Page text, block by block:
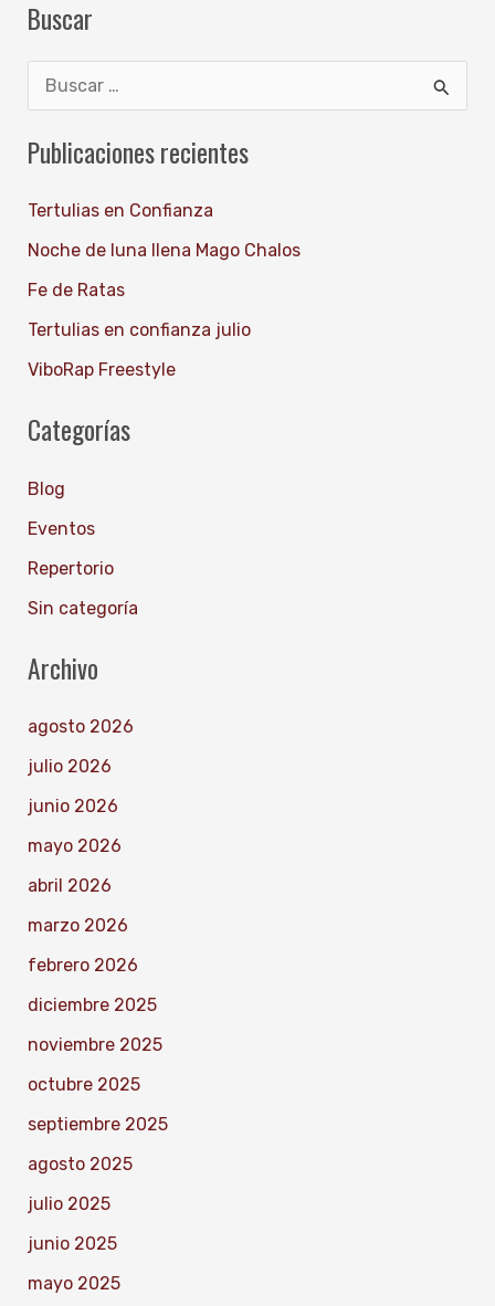
Buscar
s
p
o
r
Publicaciones recientes
Tertulias en Confianza
Noche de luna llena Mago Chalos
Fe de Ratas
Tertulias en confianza julio
ViboRap Freestyle
Categorías
Blog
Eventos
Repertorio
Sin categoría
Archivo
agosto 2026
julio 2026
junio 2026
mayo 2026
abril 2026
marzo 2026
febrero 2026
diciembre 2025
noviembre 2025
octubre 2025
septiembre 2025
agosto 2025
julio 2025
junio 2025
mayo 2025